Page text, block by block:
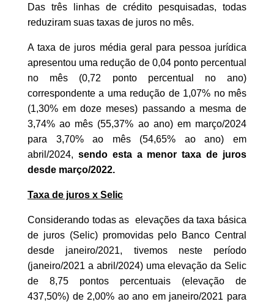
Das três linhas de crédito pesquisadas, todas
reduziram suas taxas de juros no mês.
A taxa de juros média geral para pessoa jurídica
apresentou uma redução de 0,04 ponto percentual
no mês (0,72 ponto percentual no ano)
correspondente a uma redução de 1,07% no mês
(1,30% em doze meses) passando a mesma de
3,74% ao mês (55,37% ao ano) em março/2024
para 3,70% ao mês (54,65% ao ano) em
abril/2024, sendo esta a menor taxa de juros
desde março/2022.
Taxa de juros x Selic
Considerando todas as elevações da taxa básica
de juros (Selic) promovidas pelo Banco Central
desde janeiro/2021, tivemos neste período
(janeiro/2021 a abril/2024) uma elevação da Selic
de 8,75 pontos percentuais (elevação de
437,50%) de 2,00% ao ano em janeiro/2021 para